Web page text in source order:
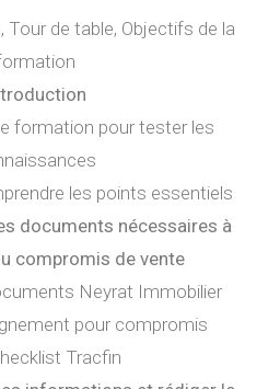
Tour de table, Objectifs de la
formation pour tester les
les points essentiels
documents nécessaires à
compromis de vente
Neyrat Immobilier
pour compromis
Tracfin